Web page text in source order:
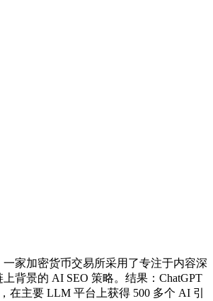
一家加密货币交易所采用了专注于内容深
背景的 AI SEO 策略。结果：ChatGPT
在主要 LLM 平台上获得 500 多个 AI 引